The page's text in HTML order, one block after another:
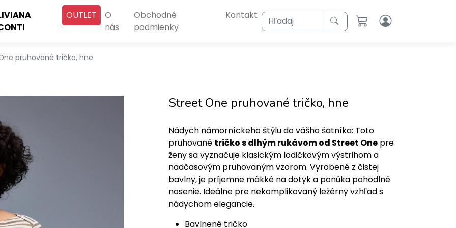
OUTLET
O
nás
Obchodné
podmienky
Kontakt Hľadaj
pruhované tričko, hne
Street One pruhované tričko, hne
Nádych námorníckeho štýlu do vášho šatníka: Toto
pruhované tričko s dlhým rukávom od Street One pre
ženy sa vyznačuje klasickým lodičkovým výstrihom a
nadčasovým pruhovaným vzorom. Vyrobené z čistej
bavlny, je príjemne mäkké na dotyk a ponúka pohodlné
nosenie. Ideálne pre nekomplikovaný ležérny vzhľad s
nádychom elegancie.
Bavlnené tričko